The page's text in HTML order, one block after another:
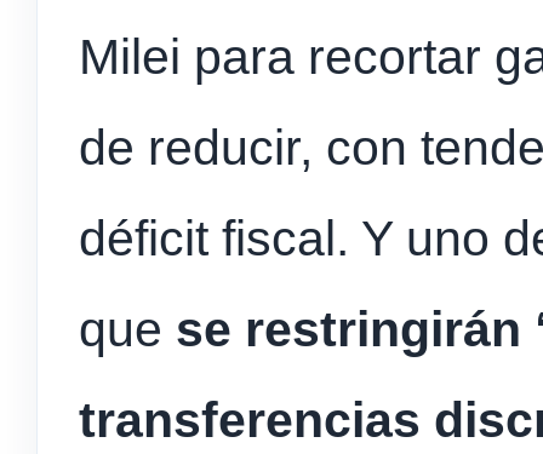
Milei para recortar
de reducir, con
déficit fiscal. Y uno
que se restringirán
transferencias